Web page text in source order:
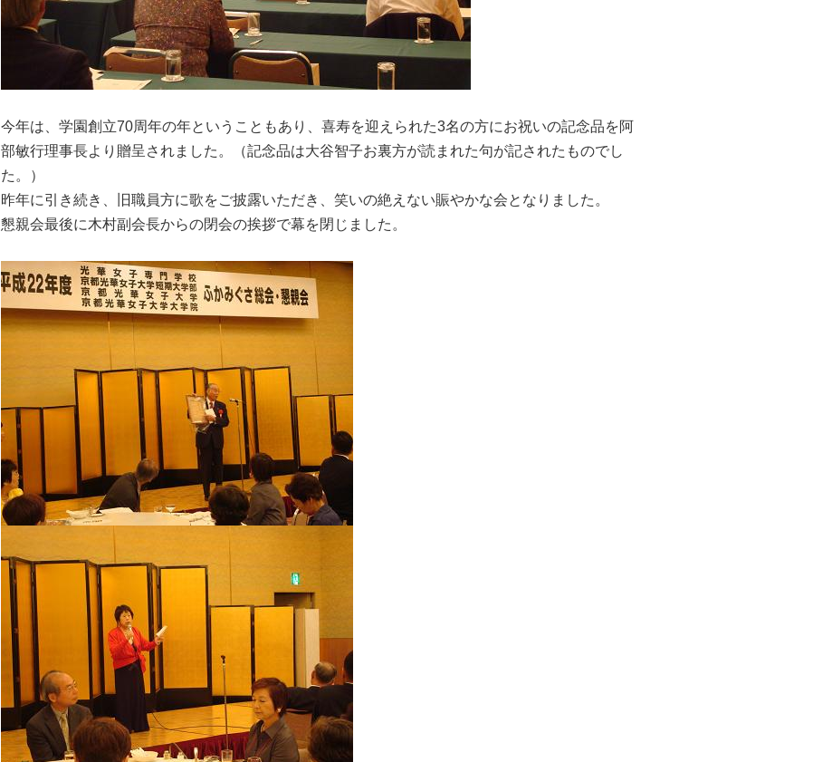
今年は、学園創立70周年の年ということもあり、喜寿を迎えられた3名の方にお祝いの記念品を阿
部敏行理事長より贈呈されました。（記念品は大谷智子お裏方が読まれた句が記されたものでし
た。）
昨年に引き続き、旧職員方に歌をご披露いただき、笑いの絶えない賑やかな会となりました。
懇親会最後に木村副会長からの閉会の挨拶で幕を閉じました。